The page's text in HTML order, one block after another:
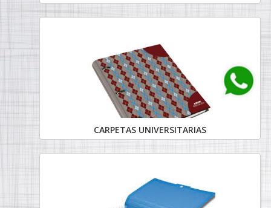
CARPETAS UNIVERSITARIAS